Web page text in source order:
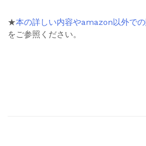
★本の詳しい内容やamazon以外で
をご参照ください。